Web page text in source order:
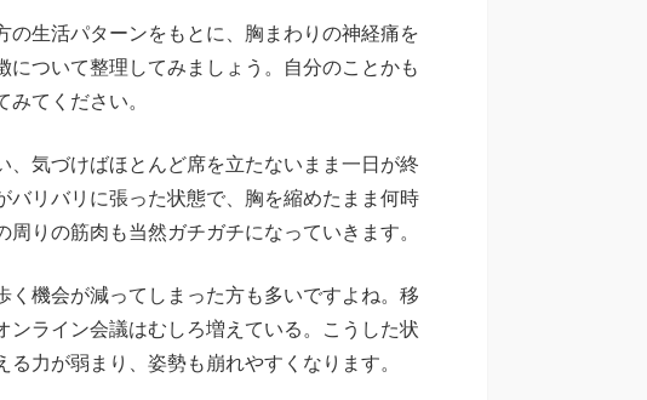
生活パターンをもとに、胸まわりの神経痛を
ついて整理してみましょう。自分のことかも
てください。
気づけばほとんど席を立たないまま一日が終
リバリに張った状態で、胸を縮めたまま何時
りの筋肉も当然ガチガチになっていきます。
機会が減ってしまった方も多いですよね。移
ライン会議はむしろ増えている。こうした状
力が弱まり、姿勢も崩れやすくなります。